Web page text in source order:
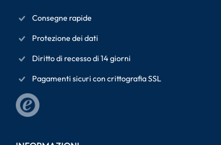
Consegne rapide
Protezione dei dati
Diritto di recesso di 14 giorni
Pagamenti sicuri con crittografia SSL